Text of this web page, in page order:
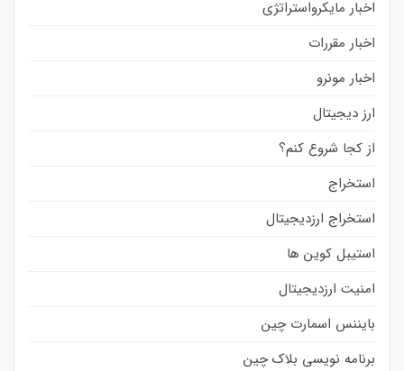
اخبار مایکرواستراتژی
اخبار مقررات
اخبار مونرو
ارز دیجیتال
از کجا شروع کنم؟
استخراج
استخراج ارزدیجیتال
استیبل کوین ها
امنیت ارزدیجیتال
بایننس اسمارت چین
برنامه نویسی بلاک چین